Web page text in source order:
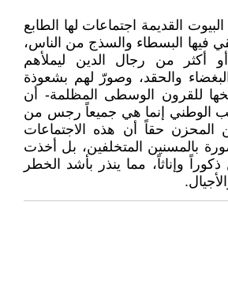
القديمة اجتماعات لها الطابع
فيها البسطاء والسذج من الناس،
أكثر من رجال الدين ليملأهم
والبغضاء والحقد، وصورّ لهم بشعوذة
للقرون الوسطى المظلمة- أن
الوطني إنما هي جميعاً رجس من
حقاً أن هذه الاجتماعات
بالمسنين المتخلفين، بل أخذت
ذكوراً وإناثاً، مما ينذر بأشد الخطر